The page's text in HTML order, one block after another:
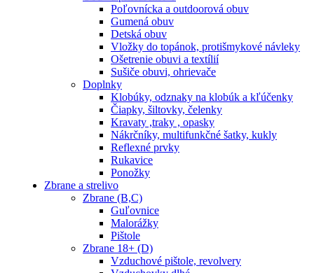
Poľovnícka a outdoorová obuv
Gumená obuv
Detská obuv
Vložky do topánok, protišmykové návleky
Ošetrenie obuvi a textílií
Sušiče obuvi, ohrievače
Doplnky
Klobúky, odznaky na klobúk a kľúčenky
Čiapky, šiltovky, čelenky
Kravaty ,traky , opasky
Nákrčníky, multifunkčné šatky, kukly
Reflexné prvky
Rukavice
Ponožky
Zbrane a strelivo
Zbrane (B,C)
Guľovnice
Malorážky
Pištole
Zbrane 18+ (D)
Vzduchové pištole, revolvery